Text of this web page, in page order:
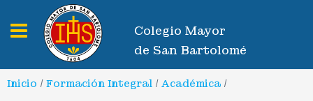
Toggle navigation
Colegio Mayor
de San Bartolomé
Inicio / Formación Integral / Académica /